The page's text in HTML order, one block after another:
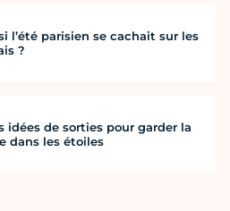
l’été parisien se cachait sur les
?
idées de sorties pour garder la
dans les étoiles